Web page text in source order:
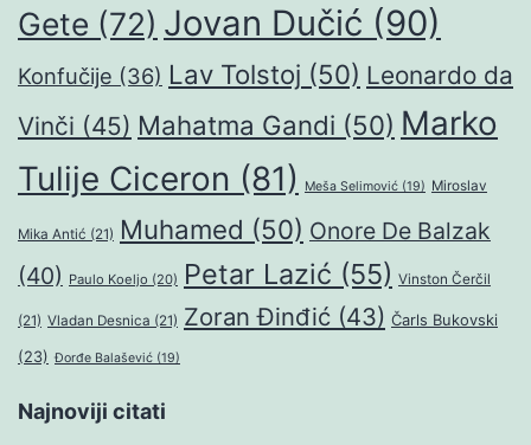
Gete (72) Jovan Dučić (90)
Konfučije (36) Lav Tolstoj (50) Leonardo da
Vinči (45) Mahatma Gandi (50) Marko
Tulije Ciceron (81) Meša Selimović (19) Miroslav
Mika Antić (21) Muhamed (50) Onore De Balzak
(40) Paulo Koeljo (20) Petar Lazić (55) Vinston Čerčil
(21) Vladan Desnica (21) Zoran Đinđić (43) Čarls Bukovski
(23) Đorđe Balašević (19)
Najnoviji citati